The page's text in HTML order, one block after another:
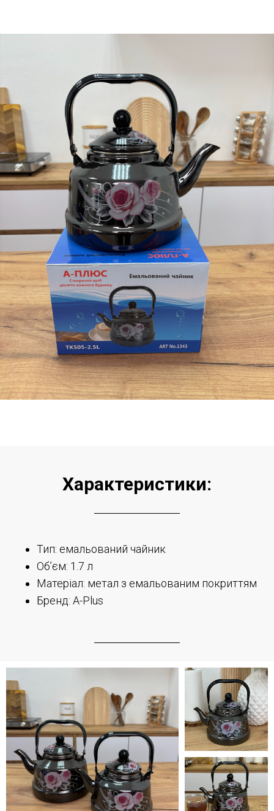
Характеристики:
Тип: емальований чайник
Об’єм: 1.7 л
Матеріал: метал з емальованим покриттям
Бренд: A-Plus